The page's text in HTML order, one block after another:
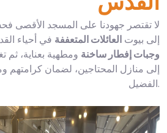
لا تقتصر جهودنا على المسجد الأقصى
إلى بيوت العائلات المتعففة في أحياء
وجبات إفطار ساخنة ومطهية بعناية، ثم
إلى منازل المحتاجين، لضمان كرامتهم
الفضيل.